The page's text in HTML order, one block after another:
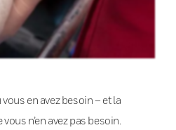
en avez besoin – et la
n’en avez pas besoin.